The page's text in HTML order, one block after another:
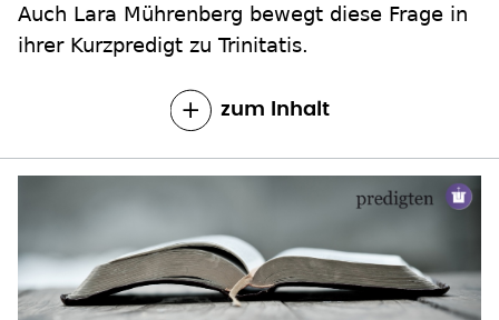
Auch Lara Mührenberg bewegt diese Frage in
ihrer Kurzpredigt zu Trinitatis.
zum Inhalt